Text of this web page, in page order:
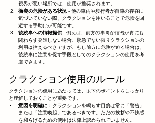
視界が悪い場所では、使用が推奨されます。
衝突の危険がある状況 - 他の車両や歩行者が自車の存在に
気づいていない際、クラクションを用いることで危険を回
避する手助けが可能です。
後続車への情報提供 - 例えば、前方の車両が信号が青にも
関わらず発進しない場合、緊急でない限りクラクションの
利用は控えるべきですが、もし前方に危険が迫る場合は、
後続車に注意を促す手段としてのクラクションの使用を考
慮できます。
クラクション使用のルール
クラクションの使用にあたっては、以下のポイントをしっかり
と理解しておくことが重要です。
意図を明確に ：クラクションを鳴らす目的は常に「警告」
または「注意喚起」であるべきです。ただの挨拶や不快感
を和らげるための使用は法律上認められていません。